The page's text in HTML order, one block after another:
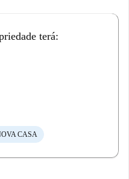
terá:
CASA